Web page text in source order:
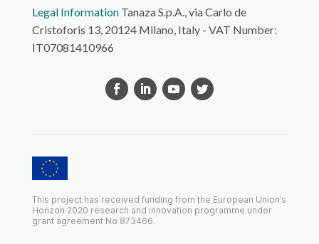
Legal InformationTanaza S.p.A., via Carlo de
Cristoforis 13, 20124 Milano, Italy - VAT Number:
IT07081410966
This project has received funding from the European Union’s
Horizon 2020 research and innovation programme under
grant agreement No 873466.